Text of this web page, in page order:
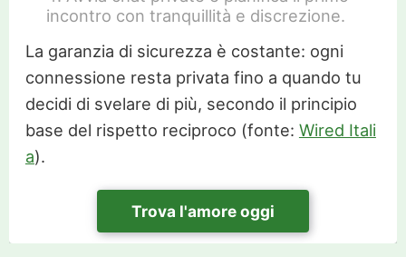
incontro con tranquillità e discrezione.
La garanzia di sicurezza è costante: ogni
connessione resta privata fino a quando tu
decidi di svelare di più, secondo il principio
base del rispetto reciproco (fonte: Wired Itali
a).
Trova l'amore oggi